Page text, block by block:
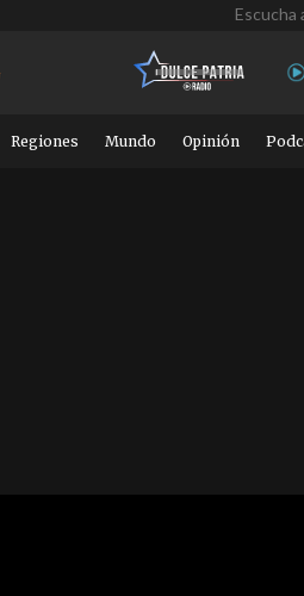
Escucha
Regiones Mundo Opinión